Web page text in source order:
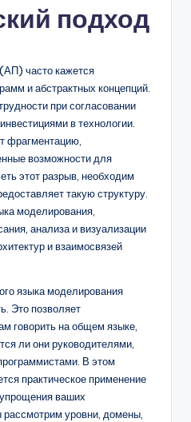
подход
часто кажется
и абстрактных концепций.
при согласовании
в технологии.
фрагментацию,
возможности для
этот разрыв, необходим
такую структуру.
моделирования,
анализа и визуализации
и взаимосвязей
языка моделирования
Это позволяет
говорить на общем языке,
ли они руководителями,
В этом
практическое применение
ваших
уровни, домены,